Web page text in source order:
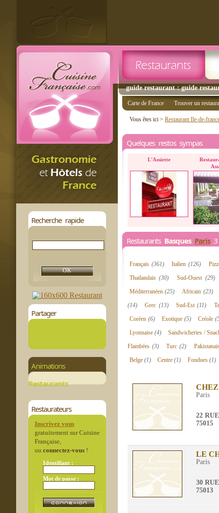
guide restaurant : guide
Recherche rapide
Partager
Animations
Restaurants
Restaurateurs
Inscrivez vous
gratuitement sur Cuisine
Française,
ou connectez-vous!
Identifiant :
Mot de passe :
Carte de France Trouver un
Vous êtes ici > Restaurant Ile-de-
Quelques restos sympas
L'Assiette
Restaurants Basques Paris3
Français (361) Italien(126)
Thailandais(30) Sud-Ouest (29)
Méditerranéen(25) Africain (23)
(14)
Grec (13) Sud-Est(11)
Coréen (6) Exotique (5) Créole
Lyonnaise(4)
Sandwicheries /
Flambées (3) Turc(2)
Belge (1) Centre(1) Fondues (1)
Paris
22
75015
LE
Paris
30
75013